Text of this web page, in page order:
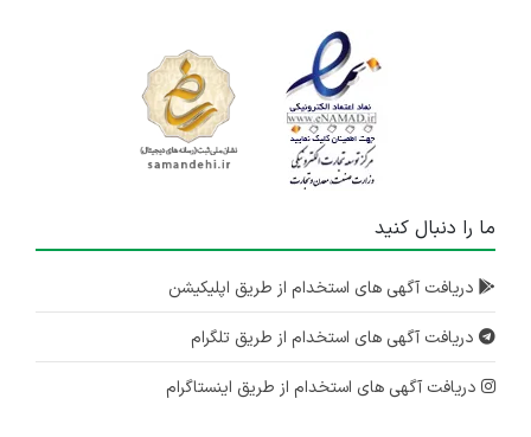
ما را دنبال کنید
دریافت آگهی های استخدام از طریق اپلیکیشن
دریافت آگهی های استخدام از طریق تلگرام
دریافت آگهی های استخدام از طریق اینستاگرام